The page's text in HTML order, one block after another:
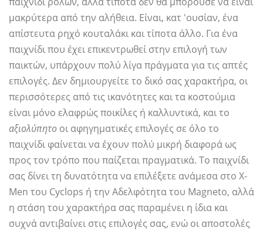
μακρύτερα από την αλήθεια. Είναι, κατ 'ουσίαν, ένα
απίστευτα ρηχό κουταλάκι και τίποτα άλλο. Για ένα
παιχνίδι που έχει επικεντρωθεί στην επιλογή των
παικτών, υπάρχουν πολύ λίγα πράγματα για τις απτές
επιλογές. Δεν δημιουργείτε το δικό σας χαρακτήρα, οι
περισσότερες από τις ικανότητες και τα κοστούμια
είναι μόνο ελαφρώς ποικίλες ή καλλυντικά, και το
αξιολύπητο οι αφηγηματικές επιλογές σε όλο το
παιχνίδι φαίνεται να έχουν πολύ μικρή διαφορά ως
προς τον τρόπο που παίζεται πραγματικά. Το παιχνίδι
σας δίνει τη δυνατότητα να επιλέξετε ανάμεσα στο X-
Men του Cyclops ή την Αδελφότητα του Magneto, αλλά
η στάση του χαρακτήρα σας παραμένει η ίδια και
συχνά αντιβαίνει στις επιλογές σας, ενώ οι αποστολές